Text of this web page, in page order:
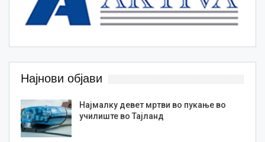
Најнови објави
Најмалку девет мртви во пукање во
училиште во Тајланд